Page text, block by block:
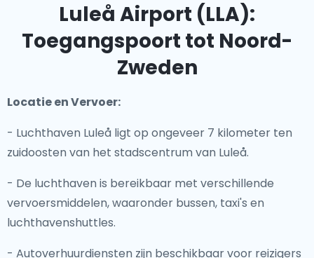
Luleå Airport (LLA):
Toegangspoort tot Noord-
Zweden
Locatie en Vervoer:
- Luchthaven Luleå ligt op ongeveer 7 kilometer ten
zuidoosten van het stadscentrum van Luleå.
- De luchthaven is bereikbaar met verschillende
vervoersmiddelen, waaronder bussen, taxi's en
luchthavenshuttles.
- Autoverhuurdiensten zijn beschikbaar voor reizigers